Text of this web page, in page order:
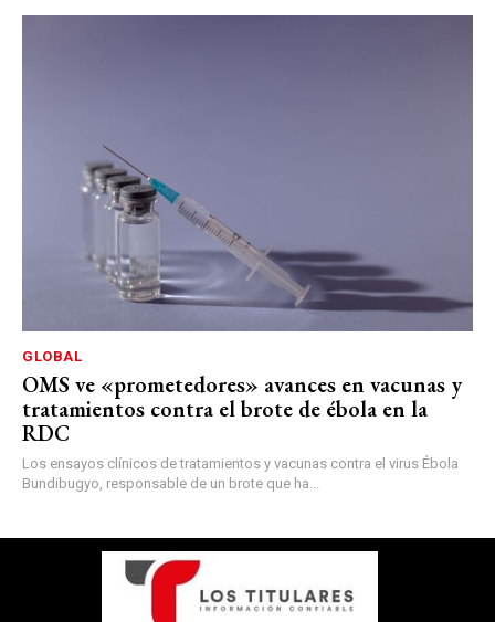
GLOBAL
OMS ve «prometedores» avances en vacunas y
tratamientos contra el brote de ébola en la
RDC
Los ensayos clínicos de tratamientos y vacunas contra el virus Ébola
Bundibugyo, responsable de un brote que ha...